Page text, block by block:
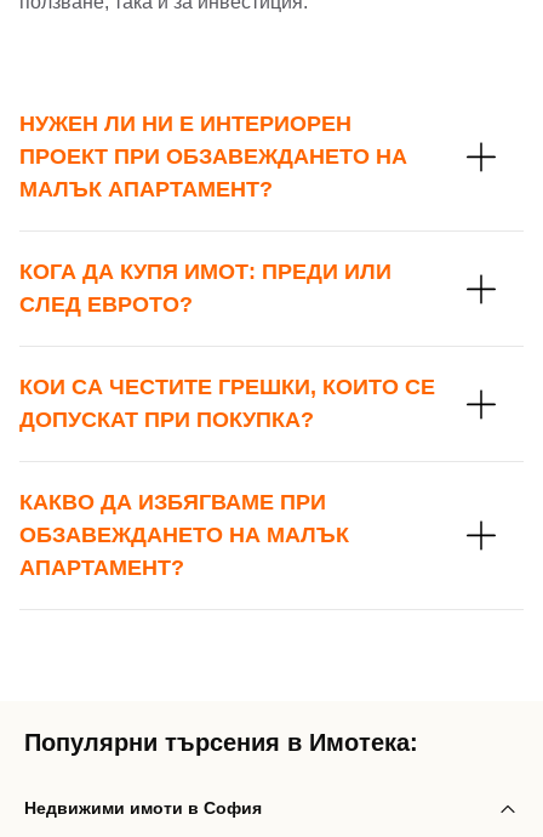
Забравена парола?
Вход
Вход с Google
Вход с Facebook
НУЖЕН ЛИ НИ Е ИНТЕРИОРЕН
ПРОЕКТ ПРИ ОБЗАВЕЖДАНЕТО НА
МАЛЪК АПАРТАМЕНТ?
КОГА ДА КУПЯ ИМОТ: ПРЕДИ ИЛИ
СЛЕД ЕВРОТО?
КОИ СА ЧЕСТИТЕ ГРЕШКИ, КОИТО СЕ
ДОПУСКАТ ПРИ ПОКУПКА?
КАКВО ДА ИЗБЯГВАМЕ ПРИ
ОБЗАВЕЖДАНЕТО НА МАЛЪК
АПАРТАМЕНТ?
Популярни търсения в Имотека:
Недвижими имоти в София